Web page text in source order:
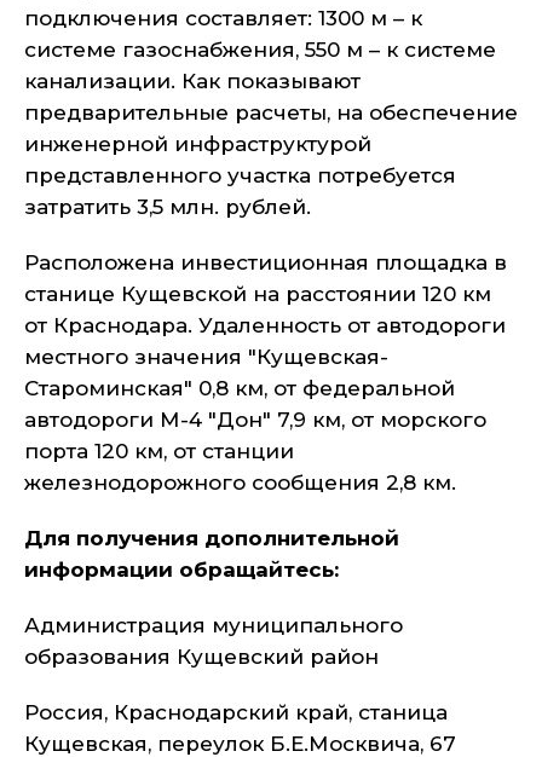
подключения составляет: 1300 м – к
системе газоснабжения, 550 м – к системе
канализации. Как показывают
предварительные расчеты, на обеспечение
инженерной инфраструктурой
представленного участка потребуется
затратить 3,5 млн. рублей.
Расположена инвестиционная площадка в
станице Кущевской на расстоянии 120 км
от Краснодара. Удаленность от автодороги
местного значения "Кущевская-
Староминская" 0,8 км, от федеральной
автодороги М-4 "Дон" 7,9 км, от морского
порта 120 км, от станции
железнодорожного сообщения 2,8 км.
Для получения дополнительной
информации обращайтесь:
Администрация муниципального
образования Кущевский район
Россия, Краснодарский край, станица
Кущевская, переулок Б.Е.Москвича, 67